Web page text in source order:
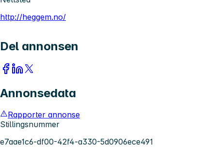
http://heggem.no/
Del annonsen
Annonsedata
Rapporter annonse
Stillingsnummer
e7aae1c6-df00-42f4-a330-5d0906ece491